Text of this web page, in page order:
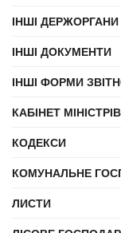
ІНШІ ДЕРЖОРГАНИ
ІНШІ ДОКУМЕНТИ
ІНШІ ФОРМИ
КАБІНЕТ МІНІСТРІВ
КОДЕКСИ
КОМУНАЛЬНЕ
ЛИСТИ